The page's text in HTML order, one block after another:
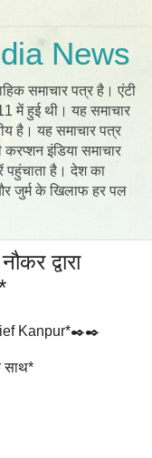
News
समाचार पत्र है। एंटी
में हुई थी। यह समाचार
है। यह समाचार पत्र
इंडिया समाचार
पहुंचाता है। देश का
जुर्म के खिलाफ हर पल
द्वारा
Kanpur*✒️✒️
साथ*